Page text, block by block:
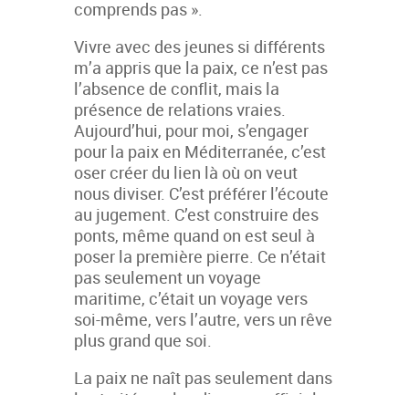
comprends pas ».
Vivre avec des jeunes si différents
m’a appris que la paix, ce n’est pas
l’absence de conflit, mais la
présence de relations vraies.
Aujourd’hui, pour moi, s’engager
pour la paix en Méditerranée, c’est
oser créer du lien là où on veut
nous diviser. C’est préférer l’écoute
au jugement. C’est construire des
ponts, même quand on est seul à
poser la première pierre. Ce n’était
pas seulement un voyage
maritime, c’était un voyage vers
soi-même, vers l’autre, vers un rêve
plus grand que soi.
La paix ne naît pas seulement dans